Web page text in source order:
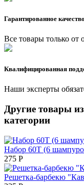
Гарантированное качество
Все товары только
Квалифицированная
Наши эксперты
Другие товары
категории
Набор 60Т (6
275 Р
Решетка-барбекю